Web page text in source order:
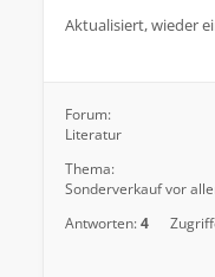
Aktualisiert, wieder
Forum:
Literatur
Thema:
Sonderverkauf vor
Antworten:4